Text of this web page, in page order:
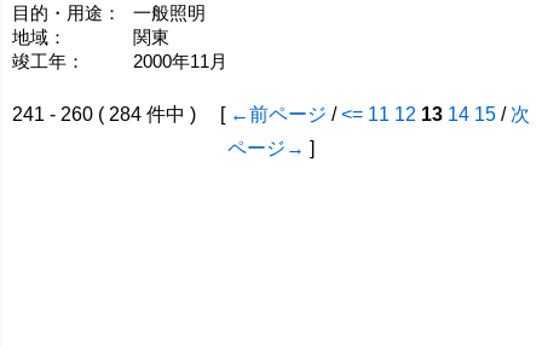
目的・用途：
一般照明
地域：
関東
竣工年：
2000年11月
241 - 260 ( 284 件中 ) [ ←前ページ /<= 11 12 13 14 15 / 次
ページ→ ]